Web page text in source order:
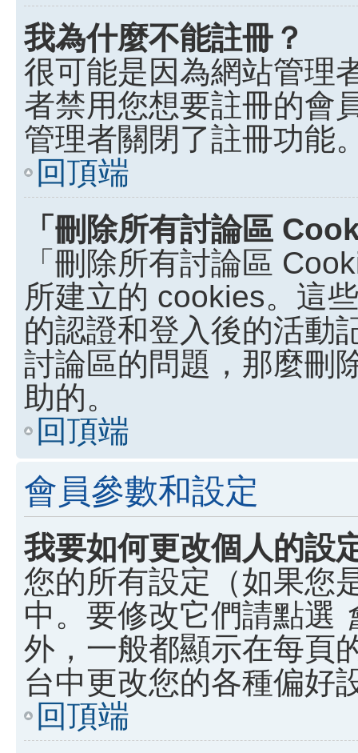
我為什麼不能註冊？
很可能是因為網站管理
者禁用您想要註冊的會
管理者關閉了註冊功能
回頂端
「刪除所有討論區
「刪除所有討論區
所建立的 cookies。這
的認證和登入後的活動
討論區的問題，那麼刪
助的。
回頂端
會員參數和設定
我要如何更改個人的設
您的所有設定（如果您
中。要修改它們請點選
外，一般都顯示在每頁
台中更改您的各種偏好
回頂端